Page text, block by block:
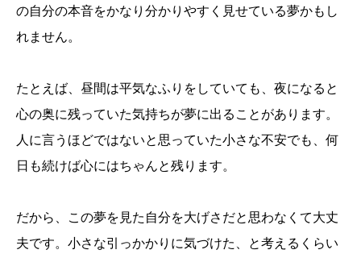
の自分の本音をかなり分かりやすく見せている夢かもし
れません。
たとえば、昼間は平気なふりをしていても、夜になると
心の奥に残っていた気持ちが夢に出ることがあります。
人に言うほどではないと思っていた小さな不安でも、何
日も続けば心にはちゃんと残ります。
だから、この夢を見た自分を大げさだと思わなくて大丈
夫です。小さな引っかかりに気づけた、と考えるくらい